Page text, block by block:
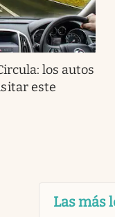
los autos
este
Las más